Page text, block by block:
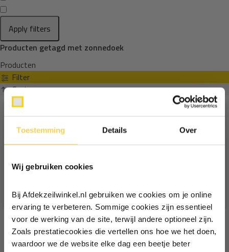
Toestemming Details Over
Wij gebruiken cookies
Bij Afdekzeilwinkel.nl gebruiken we cookies om je online
ervaring te verbeteren. Sommige cookies zijn essentieel
voor de werking van de site, terwijl andere optioneel zijn.
Zoals prestatiecookies die vertellen ons hoe we het doen,
waardoor we de website elke dag een beetje beter
Apply filters
Producten getagd met zonnedoek
Producten
Filter
Sorteren op
Ontvang €5,- korting!
Schrijf je in voor de nieuwsbrief en
Vul je e-mailadres in‍⁪⁪
Particulier Zakelijk